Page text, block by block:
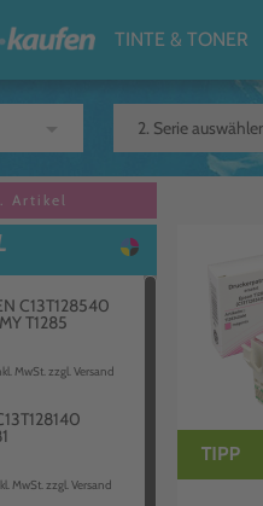
TINTE & TONER
Artikel
C13T128540
T1285
MwSt. zzgl. Versand
MwSt. zzgl. Versand